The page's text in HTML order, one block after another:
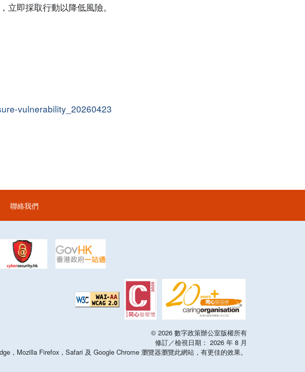
即採取行動以降低風險。
vulnerability_20260423
聯絡我們
© 2026 數字政策辦公室版權所有
修訂／檢視日期： 2026 年 8 月
，Mozilla Firefox，Safari 及 Google Chrome 瀏覽器瀏覽此網站，有更佳的效果。